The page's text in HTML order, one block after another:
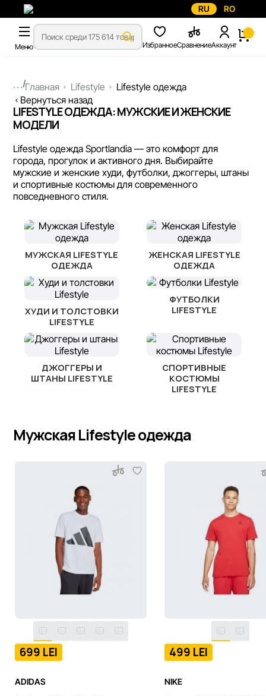
RU RO
Меню ИзбранноеСравнениеАккаунт
...Главная Lifestyle
Lifestyle одежда
Вернуться назад
LIFESTYLE ОДЕЖДА: МУЖСКИЕ И ЖЕНСКИЕ
МОДЕЛИ
Lifestyle одежда Sportlandia — это комфорт для
города, прогулок и активного дня. Выбирайте
мужские и женские худи, футболки, джоггеры, штаны
и спортивные костюмы для современного
повседневного стиля.
МУЖСКАЯ LIFESTYLE
ОДЕЖДА
ЖЕНСКАЯ LIFESTYLE
ОДЕЖДА
ХУДИ И ТОЛСТОВКИ
LIFESTYLE
ФУТБОЛКИ
LIFESTYLE
ДЖОГГЕРЫ И
ШТАНЫ LIFESTYLE
СПОРТИВНЫЕ
КОСТЮМЫ
LIFESTYLE
Мужская Lifestyle одежда
699 LEI
ADIDAS
499 LEI
NIKE